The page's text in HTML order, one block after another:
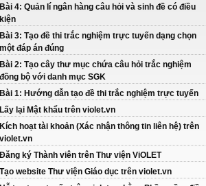
Bài 4: Quản lí ngân hàng câu hỏi và sinh đề có điều
kiện
Bài 3: Tạo đề thi trắc nghiệm trực tuyến dạng chọn
một đáp án đúng
Bài 2: Tạo cây thư mục chứa câu hỏi trắc nghiệm
đồng bộ với danh mục SGK
Bài 1: Hướng dẫn tạo đề thi trắc nghiệm trực tuyến
Lấy lại Mật khẩu trên violet.vn
Kích hoạt tài khoản (Xác nhận thông tin liên hệ) trên
violet.vn
Đăng ký Thành viên trên Thư viện ViOLET
Tạo website Thư viện Giáo dục trên violet.vn